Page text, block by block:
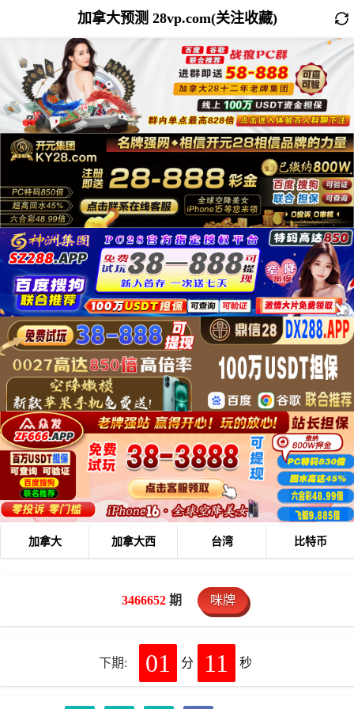
加拿大预测 28vp.com(关注收藏)
加拿大 加拿大西 台湾 比特币
3466652 期 咪牌
下期: 01 分 11 秒